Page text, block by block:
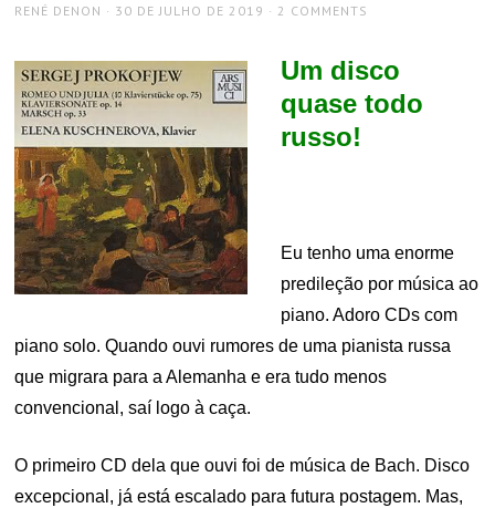
AUTHOR
RENÉ DENON
POSTED
30 DE JULHO DE 2019 2 COMMENTS
Um disco
quase todo
russo!
Eu tenho uma enorme
predileção por música ao
piano. Adoro CDs com
piano solo. Quando ouvi rumores de uma pianista russa
que migrara para a Alemanha e era tudo menos
convencional, saí logo à caça.
O primeiro CD dela que ouvi foi de música de Bach. Disco
excepcional, já está escalado para futura postagem. Mas,